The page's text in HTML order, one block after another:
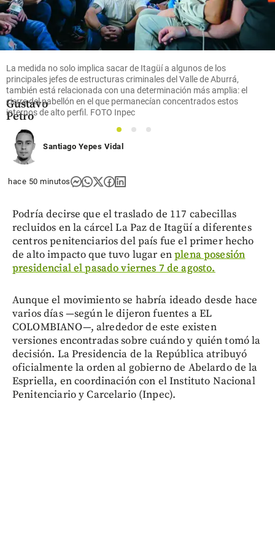
Columnistas
El
gobierno
más
corrupto:
el legado
de
Gustavo
Petro
share
La medida no solo implica sacar de Itagüí a algunos de los
principales jefes de estructuras criminales del Valle de Aburrá,
también está relacionada con una determinación más amplia: el
cierre del pabellón en el que permanecían concentrados estos
internos de alto perfil. FOTO Inpec
1 2
3
Santiago Yepes Vidal
hace 50 minutos
Podría decirse que el traslado de 117 cabecillas
recluidos en la cárcel La Paz de Itagüí a diferentes
centros penitenciarios del país fue el primer hecho
de alto impacto que tuvo lugar enplena posesión
presidencial el pasado viernes 7 de agosto.
Aunque el movimiento se habría ideado desde hace
varios días —según le dijeron fuentes a EL
COLOMBIANO—, alrededor de este existen
versiones encontradas sobre cuándo y quién tomó la
decisión. La Presidencia de la República atribuyó
oficialmente la orden al gobierno de Abelardo de la
Espriella, en coordinación con el Instituto Nacional
Penitenciario y Carcelario (Inpec).